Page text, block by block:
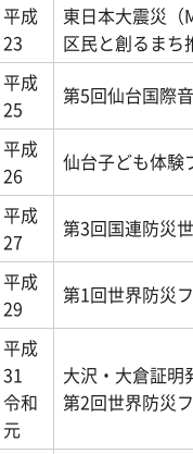
平成
23
東日本大震災（
区民と創るまち
平成
25
第5回仙台国際
平成
26
仙台子ども体験
平成
27
第3回国連防災
平成
29
第1回世界防災
平成
31
令和
元
大沢・大倉証明
第2回世界防災